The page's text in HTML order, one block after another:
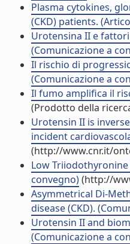
Plasma cytokines,
(CKD) patients.
Urotensina II e
(Comunicazione a
Il rischio di
(Comunicazione a
Il fumo amplifica il
(Prodotto della
Urotensin II is
incident
(http://www.cnr.it/
Low Triiodothyronine
convegno)(http://
Asymmetrical Di-
disease (CKD).
Urotensin II and
(Comunicazione a